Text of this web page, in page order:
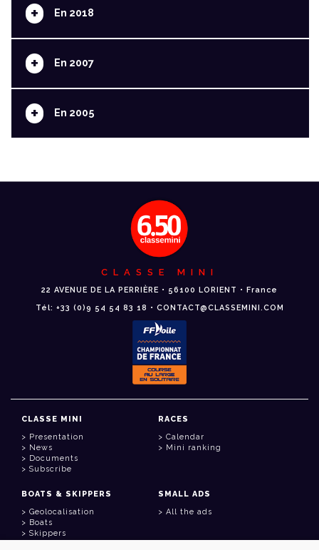
+ En 2018
+ En 2007
+ En 2005
CLASSE MINI
22 AVENUE DE LA PERRIÈRE • 56100 LORIENT • France
Tél: +33 (0)9 54 54 83 18 • CONTACT@CLASSEMINI.COM
CLASSE MINI
Presentation
News
Documents
Subscribe
RACES
Calendar
Mini ranking
BOATS & SKIPPERS
Geolocalisation
Boats
Skippers
SMALL ADS
All the ads